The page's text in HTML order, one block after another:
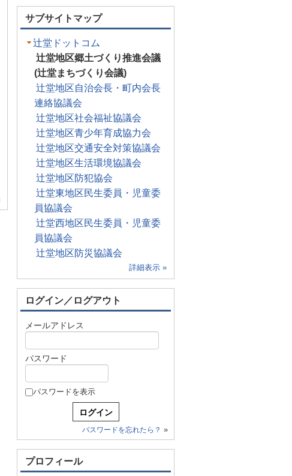
サブサイトマップ
辻堂ドットコム
辻堂地区郷土づくり推進会議
(辻堂まちづくり会議)
辻堂地区自治会長・町内会長
連絡協議会
辻堂地区社会福祉協議会
辻堂地区青少年育成協力会
辻堂地区交通安全対策協議会
辻堂地区生活環境協議会
辻堂地区防犯協会
辻堂東地区民生委員・児童委
員協議会
辻堂西地区民生委員・児童委
員協議会
辻堂地区防災協議会
詳細表示 »
ログイン／ログアウト
メールアドレス
パスワード
パスワードを表示
パスワードを忘れたら？ »
プロフィール